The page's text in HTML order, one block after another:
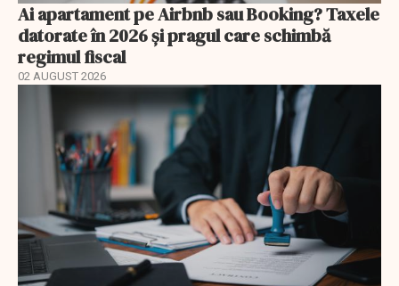
Ai apartament pe Airbnb sau Booking? Taxele
datorate în 2026 și pragul care schimbă
regimul fiscal
02 AUGUST 2026